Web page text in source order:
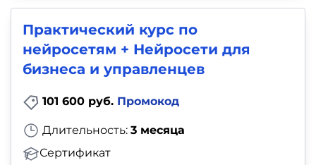
Практический курс по
нейросетям + Нейросети для
бизнеса и управленцев
101 600 руб. Промокод
Длительность: 3 месяца
Сертификат